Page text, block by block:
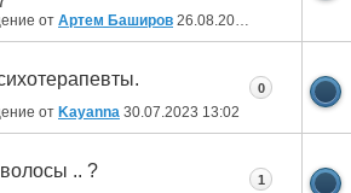
от Артем Баширов 26.08.2023
от Kayanna 30.07.2023 13:02
0
.. ? 1